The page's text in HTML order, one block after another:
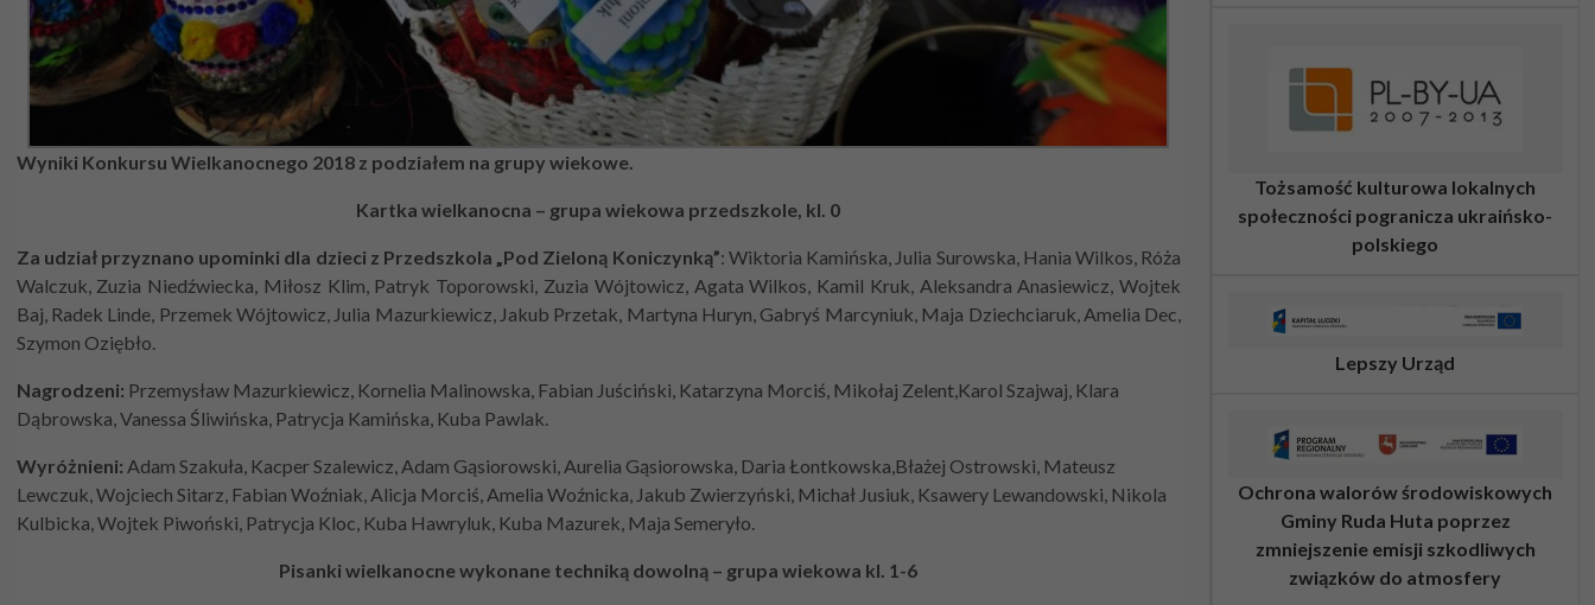
Wyniki Konkursu Wielkanocnego 2018 z podziałem na grupy wiekowe.
Kartka wielkanocna – grupa wiekowa przedszkole, kl. 0
Za udział przyznano upominki dla dzieci z Przedszkola „Pod Zieloną Koniczynką”: Wiktoria Kamińska, Julia Surowska, Hania Wilkos, Róża
Walczuk, Zuzia Niedźwiecka, Miłosz Klim, Patryk Toporowski, Zuzia Wójtowicz, Agata Wilkos, Kamil Kruk, Aleksandra Anasiewicz, Wojtek
Baj, Radek Linde, Przemek Wójtowicz, Julia Mazurkiewicz, Jakub Przetak, Martyna Huryn, Gabryś Marcyniuk, Maja Dziechciaruk, Amelia Dec,
Szymon Oziębło.
Nagrodzeni: Przemysław Mazurkiewicz, Kornelia Malinowska, Fabian Juściński, Katarzyna Morciś, Mikołaj Zelent,Karol Szajwaj, Klara
Dąbrowska, Vanessa Śliwińska, Patrycja Kamińska, Kuba Pawlak.
Wyróżnieni: Adam Szakuła, Kacper Szalewicz, Adam Gąsiorowski, Aurelia Gąsiorowska, Daria Łontkowska,Błażej Ostrowski, Mateusz
Lewczuk, Wojciech Sitarz, Fabian Woźniak, Alicja Morciś, Amelia Woźnicka, Jakub Zwierzyński, Michał Jusiuk, Ksawery Lewandowski, Nikola
Kulbicka, Wojtek Piwoński, Patrycja Kloc, Kuba Hawryluk, Kuba Mazurek, Maja Semeryło.
Pisanki wielkanocne wykonane techniką dowolną – grupa wiekowa kl. 1-6
Tożsamość kulturowa lokalnych
społeczności pogranicza ukraińsko-
polskiego
Lepszy Urząd
Ochrona walorów środowiskowych
Gminy Ruda Huta poprzez
zmniejszenie emisji szkodliwych
związków do atmosfery